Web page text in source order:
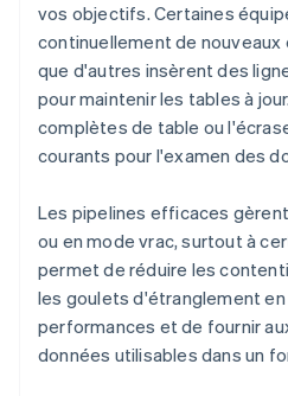
vos objectifs. Certaines
continuellement de
que d'autres insèrent des
pour maintenir les tables à
complètes de table ou
courants pour l'examen des
Les pipelines efficaces
ou en mode vrac, surtout à
permet de réduire les
les goulets d'étranglement
performances et de fournir
données utilisables dans un